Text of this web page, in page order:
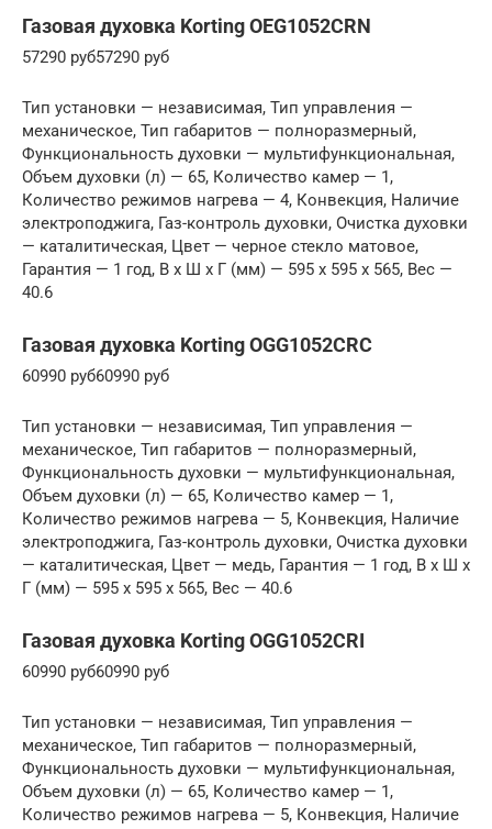
Газовая духовка Korting OEG1052CRN
57290 руб57290 руб
Тип установки — независимая, Тип управления —
механическое, Тип габаритов — полноразмерный,
Функциональность духовки — мультифункциональная,
Объем духовки (л) — 65, Количество камер — 1,
Количество режимов нагрева — 4, Конвекция, Наличие
электроподжига, Газ-контроль духовки, Очистка духовки
— каталитическая, Цвет — черное стекло матовое,
Гарантия — 1 год, В x Ш x Г (мм) — 595 x 595 x 565, Вес —
40.6
Газовая духовка Korting OGG1052CRC
60990 руб60990 руб
Тип установки — независимая, Тип управления —
механическое, Тип габаритов — полноразмерный,
Функциональность духовки — мультифункциональная,
Объем духовки (л) — 65, Количество камер — 1,
Количество режимов нагрева — 5, Конвекция, Наличие
электроподжига, Газ-контроль духовки, Очистка духовки
— каталитическая, Цвет — медь, Гарантия — 1 год, В x Ш x
Г (мм) — 595 x 595 x 565, Вес — 40.6
Газовая духовка Korting OGG1052CRI
60990 руб60990 руб
Тип установки — независимая, Тип управления —
механическое, Тип габаритов — полноразмерный,
Функциональность духовки — мультифункциональная,
Объем духовки (л) — 65, Количество камер — 1,
Количество режимов нагрева — 5, Конвекция, Наличие